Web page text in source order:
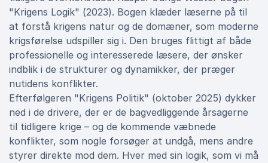
"Krigens Logik" (2023). Bogen klæder læserne på til
at forstå krigens natur og de domæner, som moderne
krigsførelse udspiller sig i. Den bruges flittigt af både
professionelle og interesserede læsere, der ønsker
indblik i de strukturer og dynamikker, der præger
nutidens konflikter.
Efterfølgeren "Krigens Politik" (oktober 2025) dykker
ned i de drivere, der er de bagvedliggende årsagerne
til tidligere krige – og de kommende væbnede
konflikter, som nogle forsøger at undgå, mens andre
styrer direkte mod dem. Hver med sin logik, som vi må